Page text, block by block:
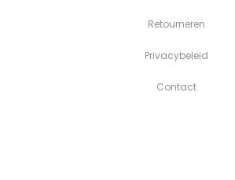
Retourneren
Privacybeleid
Contact